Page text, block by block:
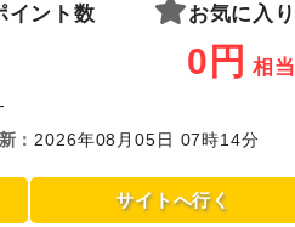
イント数 お気に入り
0 円 相当
-
： 2026年08月05日 07時14分
サイトへ行く